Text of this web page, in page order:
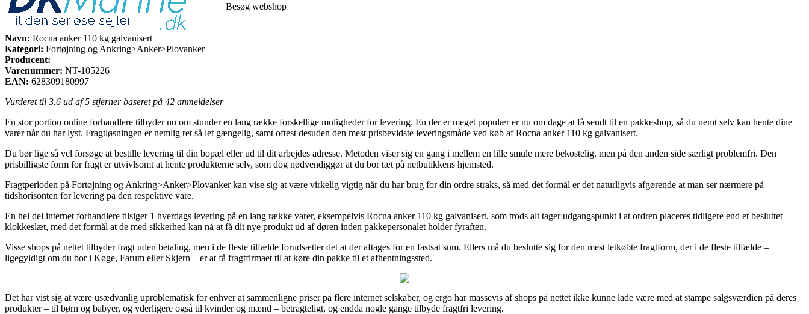
Besøg webshop
Navn: Rocna anker 110 kg galvanisert
Kategori: Fortøjning og Ankring>Anker>Plovanker
Producent:
Varenummer: NT-105226
EAN: 628309180997
Vurderet til 3.6 ud af 5 stjerner baseret på 42 anmeldelser
En stor portion online forhandlere tilbyder nu om stunder en lang række forskellige muligheder for levering. En der er meget populær er nu om dage at få sendt til en pakkeshop, så du nemt selv kan hente dine
varer når du har lyst. Fragtløsningen er nemlig ret så let gængelig, samt oftest desuden den mest prisbevidste leveringsmåde ved køb af Rocna anker 110 kg galvanisert.
Du bør lige så vel forsøge at bestille levering til din bopæl eller ud til dit arbejdes adresse. Metoden viser sig en gang i mellem en lille smule mere bekostelig, men på den anden side særligt problemfri. Den
prisbilligste form for fragt er utvivlsomt at hente produkterne selv, som dog nødvendiggør at du bor tæt på netbutikkens hjemsted.
Fragtperioden på Fortøjning og Ankring>Anker>Plovanker kan vise sig at være virkelig vigtig når du har brug for din ordre straks, så med det formål er det naturligvis afgørende at man ser nærmere på
tidshorisonten for levering på den respektive vare.
En hel del internet forhandlere tilsiger 1 hverdags levering på en lang række varer, eksempelvis Rocna anker 110 kg galvanisert, som trods alt tager udgangspunkt i at ordren placeres tidligere end et besluttet
klokkeslæt, med det formål at de med sikkerhed kan nå at få dit nye produkt ud af døren inden pakkepersonalet holder fyraften.
Visse shops på nettet tilbyder fragt uden betaling, men i de fleste tilfælde forudsætter det at der aftages for en fastsat sum. Ellers må du beslutte sig for den mest letkøbte fragtform, der i de fleste tilfælde –
ligegyldigt om du bor i Køge, Farum eller Skjern – er at få fragtfirmaet til at køre din pakke til et afhentningssted.
Det har vist sig at være usædvanlig uproblematisk for enhver at sammenligne priser på flere internet selskaber, og ergo har massevis af shops på nettet ikke kunne lade være med at stampe salgsværdien på deres
produkter – til børn og babyer, og yderligere også til kvinder og mænd – betragteligt, og endda nogle gange tilbyde fragtfri levering.